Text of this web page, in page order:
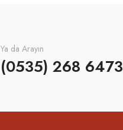
Ya da Arayın
(0535) 268 6473